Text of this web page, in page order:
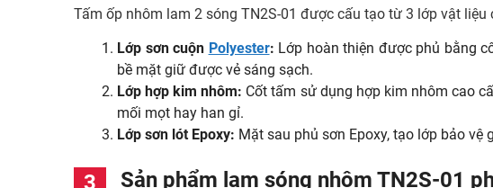
Tấm ốp nhôm lam 2 sóng TN2S-01 được cấu tạo từ 3 lớp vật liệu
Lớp sơn cuộn Polyester: Lớp hoàn thiện được phủ bằng
bề mặt giữ được vẻ sáng sạch.
Lớp hợp kim nhôm: Cốt tấm sử dụng hợp kim nhôm cao
mối mọt hay han gỉ.
Lớp sơn lót Epoxy: Mặt sau phủ sơn Epoxy, tạo lớp bảo
Sản phẩm lam sóng nhôm TN2S-01